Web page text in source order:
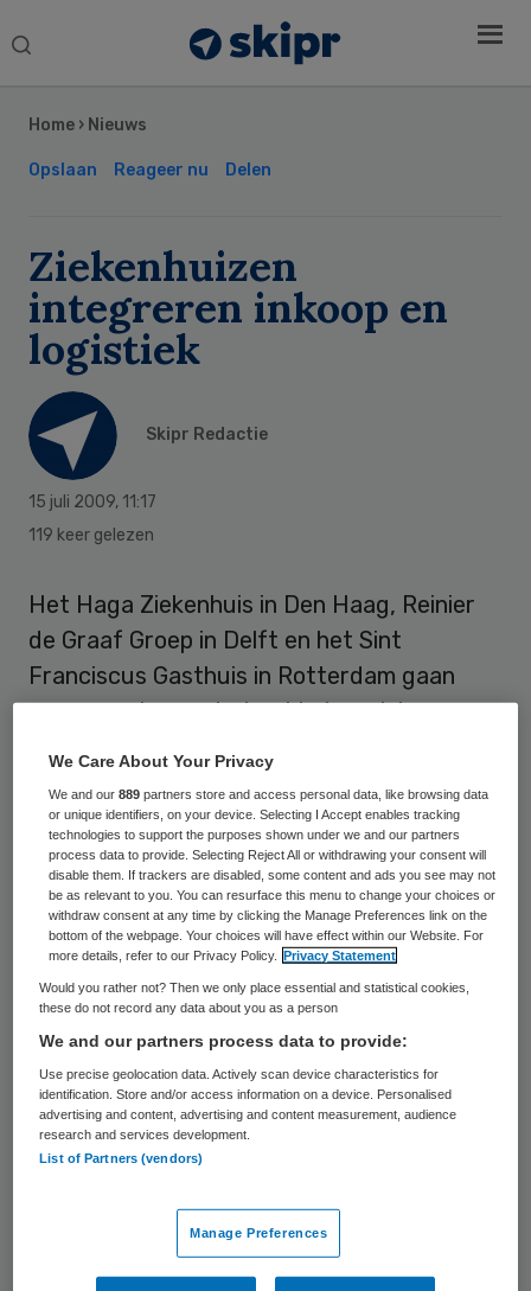
Search
Home › Nieuws
Opslaan Reageer nu Delen
Ziekenhuizen
integreren inkoop en
logistiek
Skipr Redactie
15 juli 2009, 11:17
119 keer gelezen
Het Haga Ziekenhuis in Den Haag, Reinier
de Graaf Groep in Delft en het Sint
Franciscus Gasthuis in Rotterdam gaan
samenwerken op het gebied van inkoop,
financiële administratie. De activiteiten
worden uitgevoerd door de door de
ziekenhuizen opgerichte vereniging
Zorgservice XL.
Besparing van tien miljoen euro
bundeling van professionaliteit en
inkoopvolumes. De logistieke activiteiten
van de ziekenhuizen worden geïntegreerd
en de gedigitaliseerde afhandeling van
factuurstromen wordt gecentraliseerd.
Eind juni verenigden negen andere
Sidebar
We Care About Your Privacy
We and our889 partners store and access personal data, like browsing data
or unique identifiers, on your device. Selecting I Accept enables tracking
technologies to support the purposes shown under we and our partners
process data to provide. Selecting Reject All or withdrawing your consent will
disable them. If trackers are disabled, some content and ads you see may not
be as relevant to you. You can resurface this menu to change your choices or
withdraw consent at any time by clicking the Manage Preferences link on the
bottom of the webpage. Your choices will have effect within our Website. For
more details, refer to our Privacy Policy.
Privacy Statement
Would you rather not? Then we only place essential and statistical cookies,
these do not record any data about you as a person
We and our partners process data to provide:
Use precise geolocation data. Actively scan device characteristics for
identification. Store and/or access information on a device. Personalised
advertising and content, advertising and content measurement, audience
research and services development.
List of Partners (vendors)
Manage Preferences